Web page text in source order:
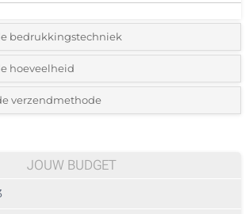
bedrukkingstechniek
en kleuren van het logo:
kant)
hoeveelheid
of voeg het gewenste aantal in
verzendmethode
JOUW BUDGET